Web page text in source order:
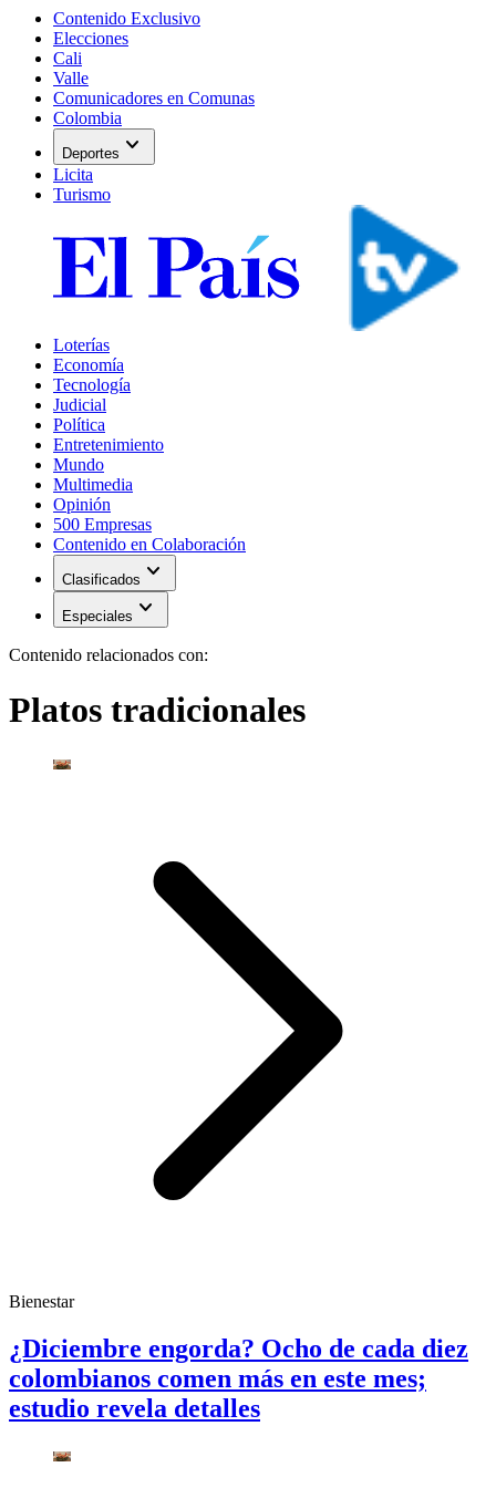
Contenido Exclusivo
Elecciones
Cali
Valle
Comunicadores en Comunas
Colombia
Deportes expand_more
Licita
Turismo
Loterías
Economía
Tecnología
Judicial
Política
Entretenimiento
Mundo
Multimedia
Opinión
500 Empresas
Contenido en Colaboración
Clasificados expand_more
Especiales expand_more
Contenido relacionados con:
Platos tradicionales
Bienestar
¿Diciembre engorda? Ocho de cada diez
colombianos comen más en este mes;
estudio revela detalles